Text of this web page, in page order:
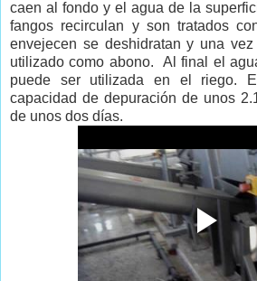
caen al fondo y el agua de la
fangos recirculan y son tratados
envejecen se deshidratan y una
utilizado como abono.
Al final el
puede ser utilizada en el riego.
capacidad de depuración de unos
de unos dos días.